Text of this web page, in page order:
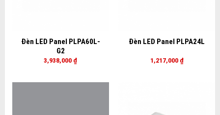
Đèn LED Panel PLPA60L-
G2
3,938,000 ₫
Đèn LED Panel PLPA24L
1,217,000 ₫